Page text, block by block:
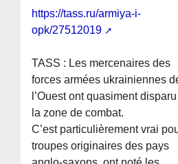
https://tass.ru/armiya-i-
opk/27512019
TASS : Les mercenaires des
forces armées ukrainiennes
l’Ouest ont quasiment
la zone de combat.
C’est particulièrement vrai
troupes originaires des pays